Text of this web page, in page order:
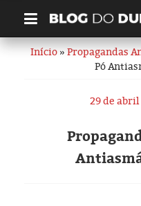
Quem é
Início»Propagandas
Pó
29 de abril